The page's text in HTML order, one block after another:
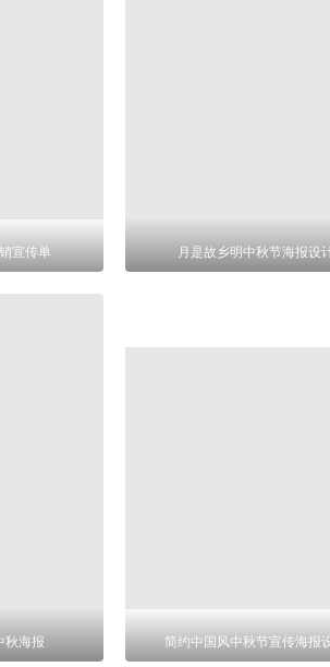
宣传单 月是故乡明中秋节海报设
秋海报 简约中国风中秋节宣传海报